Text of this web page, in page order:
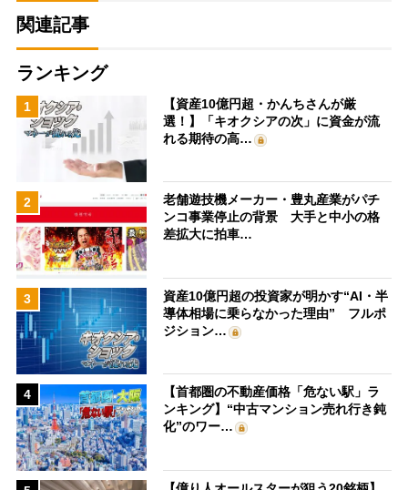
関連記事
ランキング
1
【資産10億円超・かんちさんが厳
選！】「キオクシアの次」に資金が流
れる期待の高…
2
老舗遊技機メーカー・豊丸産業がパチ
ンコ事業停止の背景 大手と中小の格
差拡大に拍車…
3
資産10億円超の投資家が明かす“AI・半
導体相場に乗らなかった理由” フルポ
ジション…
4
【首都圏の不動産価格「危ない駅」ラ
ンキング】“中古マンション売れ行き鈍
化”のワー…